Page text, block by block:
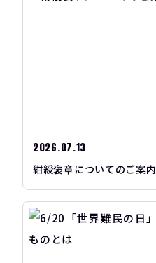
2026.07.13
紺綬褒章についてのご案内